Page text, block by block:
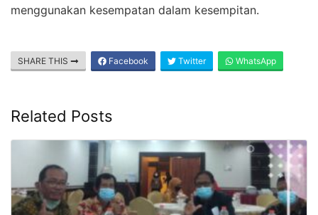
menggunakan kesempatan dalam kesempitan.
SHARE THIS Facebook Twitter WhatsApp
Related Posts